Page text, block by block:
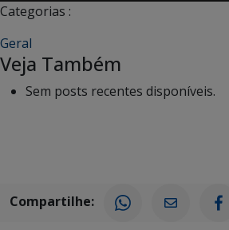
Categorias :
Geral
Veja Também
Sem posts recentes disponíveis.
Compartilhe: